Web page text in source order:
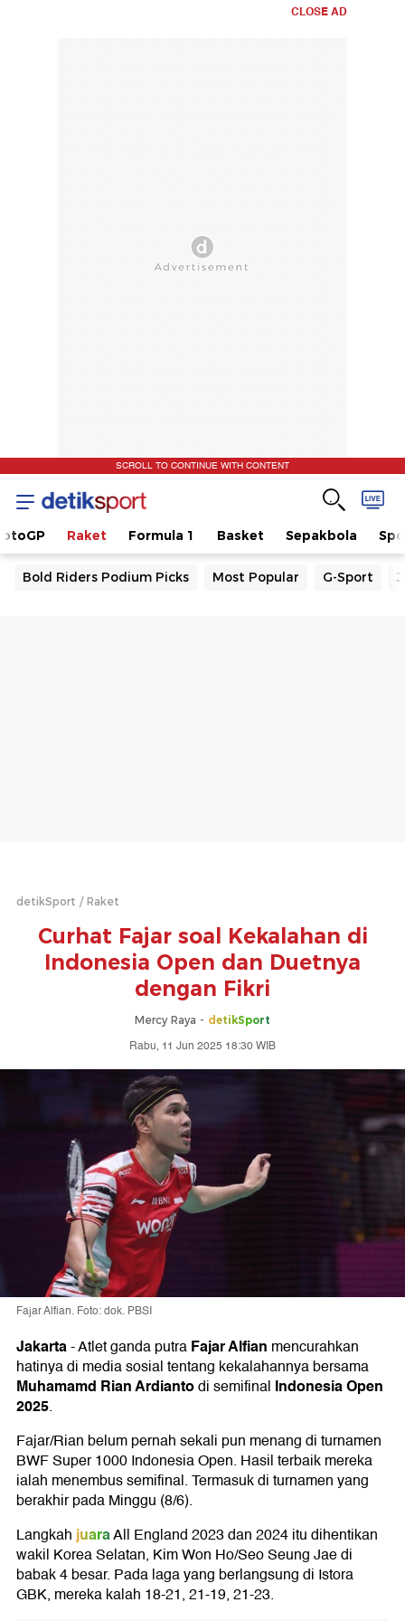
CLOSE AD
SCROLL TO CONTINUE WITH CONTENT
Raket Formula 1 Basket Sepakbola
Bold Riders Podium Picks Most Popular G-Sport
detikSport Raket
Curhat Fajar soal Kekalahan di
Indonesia Open dan Duetnya
dengan Fikri
Mercy Raya - detikSport
Rabu, 11 Jun 2025 18:30 WIB
Fajar Alfian. Foto: dok. PBSI
Jakarta-Atlet ganda putraFajar Alfian mencurahkan
hatinya di media sosial tentang kekalahannya bersama
Muhamamd Rian Ardiantodi semifinal Indonesia Open
2025.
Fajar/Rian belum pernah sekali pun menang di turnamen
BWF Super 1000 Indonesia Open. Hasil terbaik mereka
ialah menembus semifinal. Termasuk di turnamen yang
berakhir pada Minggu (8/6).
LangkahjuaraAll England 2023 dan 2024 itu dihentikan
wakil Korea Selatan, Kim Won Ho/Seo Seung Jae di
babak 4 besar. Pada laga yang berlangsung di Istora
GBK, mereka kalah 18-21, 21-19, 21-23.